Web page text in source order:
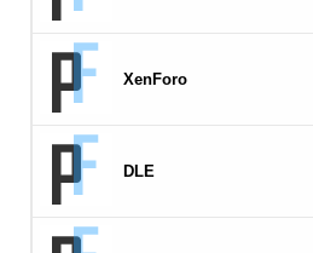
XenForo
DLE